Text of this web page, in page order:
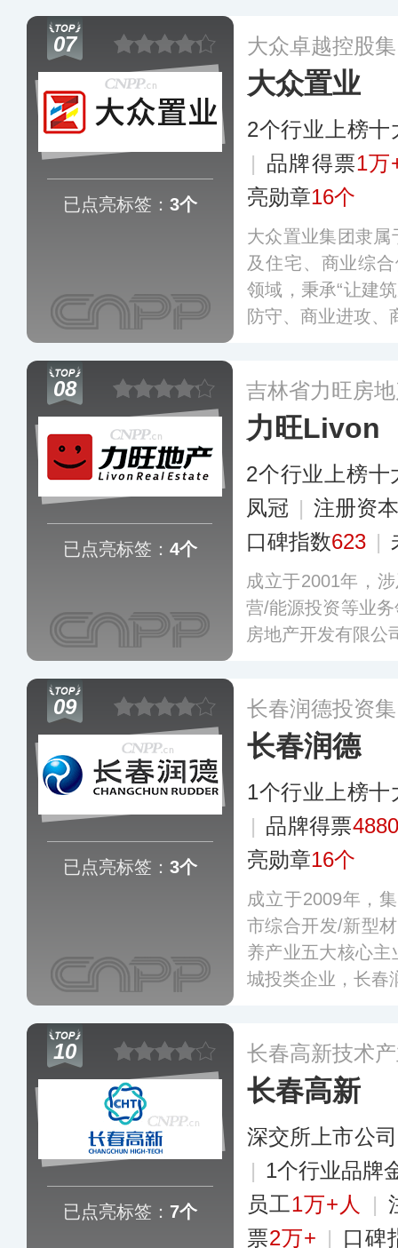
资开发运营生态圈
07
已点亮标签： 3个
大众卓越控股
大众置业
2个行业上榜十
| 品牌得票1万
亮勋章16个
大众置业集团隶
及住宅、商业综
领域，秉承“让建
防守、商业进攻、
08
已点亮标签： 4个
吉林省力旺房
力旺Livon
2个行业上榜十
凤冠 | 注册资
口碑指数623 |
成立于2001年，
营/能源投资等业
房地产开发有限公
09
已点亮标签： 3个
长春润德投资
长春润德
1个行业上榜十
| 品牌得票
亮勋章16个
成立于2009年，
市综合开发/新型
养产业五大核心
城投类企业，长春
10
已点亮标签： 7个
长春高新技术
长春高新
深交所上市公司
| 1个行业品牌
员工1万+人 |
票2万+ | 口碑